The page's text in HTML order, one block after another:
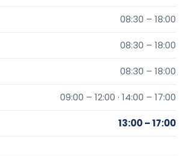
08:30 – 18:00
08:30 – 18:00
08:30 – 18:00
09:00 – 12:00 · 14:00 – 17:00
13:00 – 17:00